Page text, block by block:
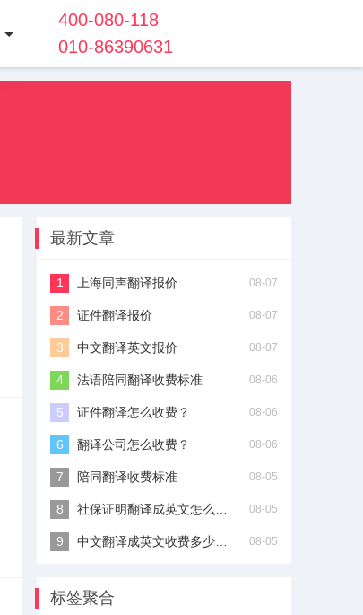
400-080-118
010-86390631
最新文章
上海同声翻译报价 08-07
证件翻译报价 08-07
中文翻译英文报价 08-07
法语陪同翻译收费标准 08-06
证件翻译怎么收费？ 08-06
翻译公司怎么收费？ 08-06
陪同翻译收费标准 08-05
08-05
08-05
标签聚合